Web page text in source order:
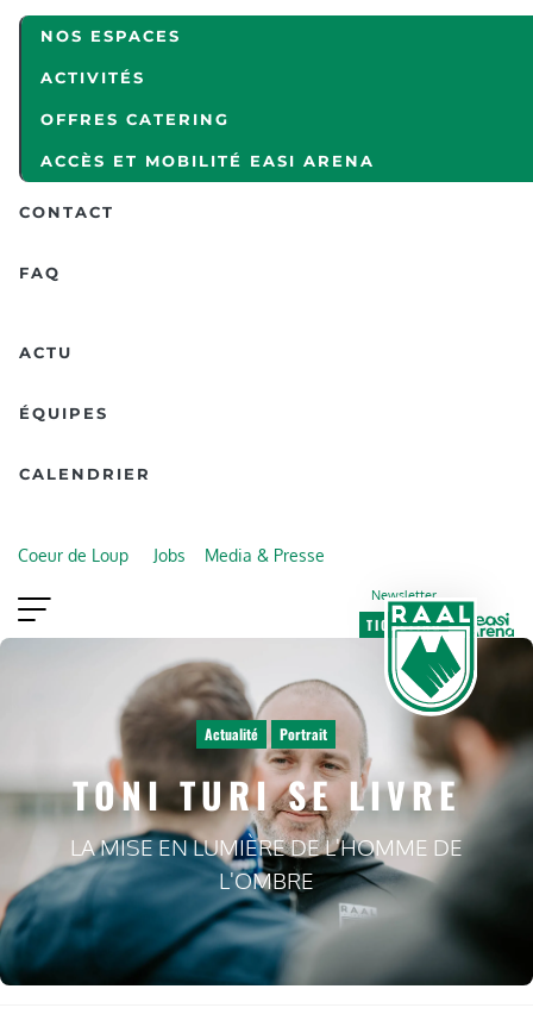
NOS ESPACES
ACTIVITÉS
OFFRES CATERING
ACCÈS ET MOBILITÉ EASI ARENA
CONTACT
FAQ
ACTU
ÉQUIPES
CALENDRIER
Coeur de Loup Jobs Media & Presse
Newsletter
TICKETING
VIP
FAN SHOP
Actualité Portrait
TONI TURI SE LIVRE
LA MISE EN LUMIÈRE DE L'HOMME DE
L'OMBRE